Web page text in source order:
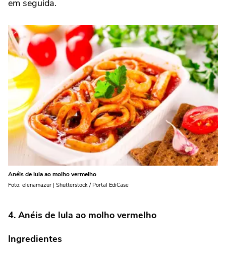
em seguida.
Anéis de lula ao molho vermelho
Foto: elenamazur | Shutterstock / Portal EdiCase
4. Anéis de lula ao molho vermelho
Ingredientes